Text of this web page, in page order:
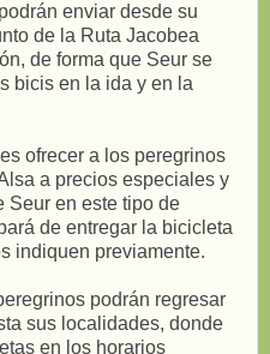
enviar desde su
de la Ruta Jacobea
de forma que Seur se
bicis en la ida y en la
ofrecer a los peregrinos
a precios especiales y
Seur en este tipo de
de entregar la bicicleta
indiquen previamente.
podrán regresar
sus localidades, donde
en los horarios